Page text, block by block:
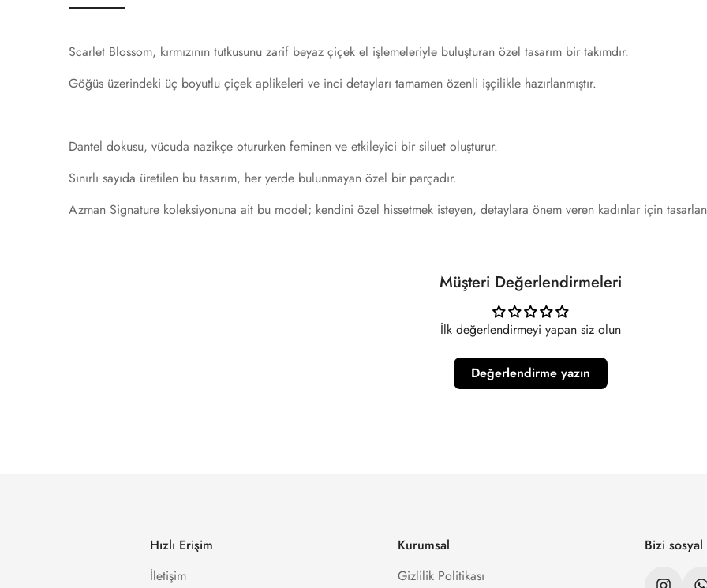
Scarlet Blossom, kırmızının tutkusunu zarif beyaz çiçek el işlemeleriyle buluşturan özel tasarım bir takımdır.
Göğüs üzerindeki üç boyutlu çiçek aplikeleri ve inci detayları tamamen özenli işçilikle hazırlanmıştır.
Dantel dokusu, vücuda nazikçe otururken feminen ve etkileyici bir siluet oluşturur.
Sınırlı sayıda üretilen bu tasarım, her yerde bulunmayan özel bir parçadır.
Azman Signature koleksiyonuna ait bu model; kendini özel hissetmek isteyen, detaylara önem veren kadınlar için
Müşteri Değerlendirmeleri
İlk değerlendirmeyi yapan siz olun
Değerlendirme yazın
Hızlı Erişim
İletişim
Kurumsal
Gizlilik Politikası
Bizi